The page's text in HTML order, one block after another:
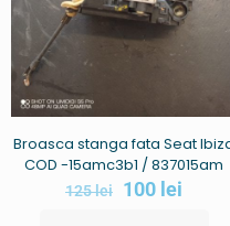
Broasca stanga fata Seat
COD -15amc3b1 / 837015am
125lei 100 lei